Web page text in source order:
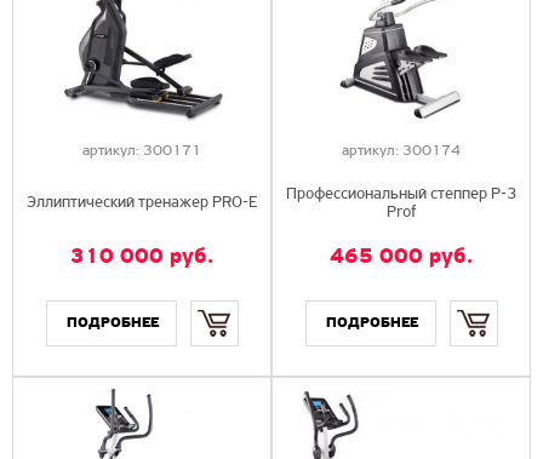
артикул: 300171
Эллиптический тренажер PRO-E
310 000 руб.
артикул: 300174
Профессиональный степпер P-3
Prof
465 000 руб.